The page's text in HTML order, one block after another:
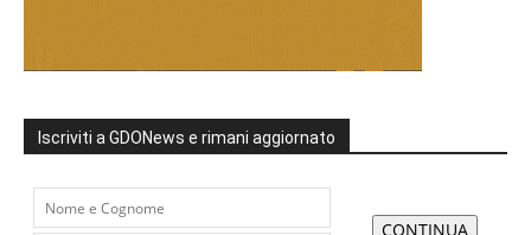
Iscriviti a GDONews e rimani aggiornato